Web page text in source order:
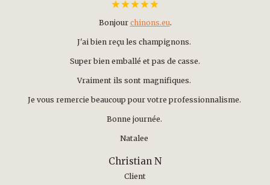
Bonjour chinons.eu.
J'ai bien reçu les champignons.
Super bien emballé et pas de casse.
Vraiment ils sont magnifiques.
Je vous remercie beaucoup pour votre professionnalisme.
Bonne journée.
Natalee
Christian N
Client